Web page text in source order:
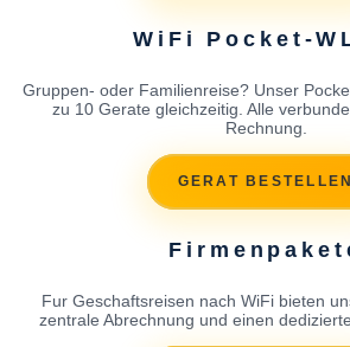
WiFi Pocket-
Gruppen- oder Familienreise? Unser
zu 10 Gerate gleichzeitig. Alle
Rechnung.
GERAT BESTELLEN
Fur Geschaftsreisen nach WiFi bieten
zentrale Abrechnung und einen